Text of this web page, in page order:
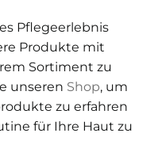
Pflegeerlebnis
Produkte mit
Sortiment zu
unseren Shop, um
zu erfahren
für Ihre Haut zu